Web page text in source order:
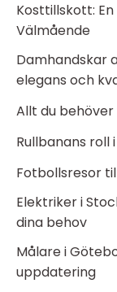
Kosttillskott:
Välmående
Damhandskar
elegans och
Allt du
Rullbanans roll
Fotbollsresor
Elektriker i
dina behov
Målare i
uppdatering